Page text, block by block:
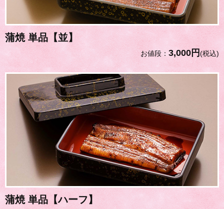
蒲焼 単品【並】
お値段： 3,000円(税込)
蒲焼 単品【ハーフ】